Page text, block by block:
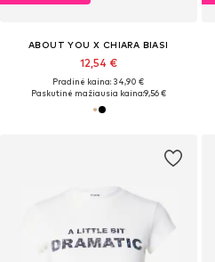
ABOUT YOU X CHIARA BIASI
12,54 €
Pradinė kaina: 34,90 €
Paskutinė mažiausia kaina:9,56 €